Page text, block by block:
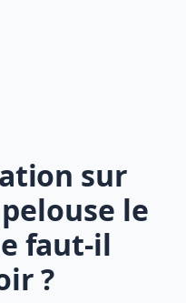
sur
le
faut-il
?